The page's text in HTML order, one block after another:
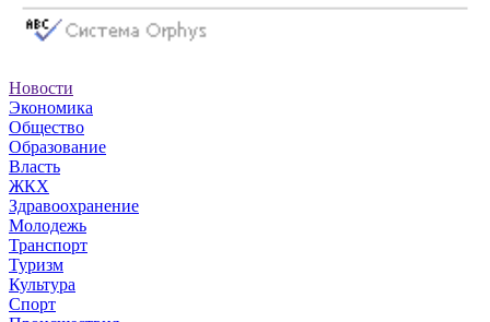
Новости
Экономика
Общество
Образование
Власть
ЖКХ
Здравоохранение
Молодежь
Транспорт
Туризм
Культура
Спорт